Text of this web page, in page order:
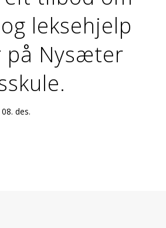
leksehjelp
på Nysæter
des.